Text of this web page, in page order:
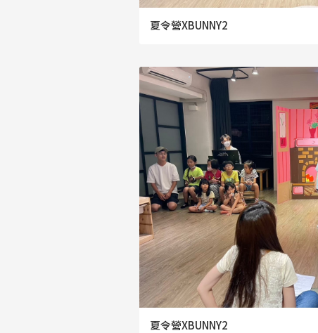
夏令營XBUNNY2
夏令營XBUNNY2